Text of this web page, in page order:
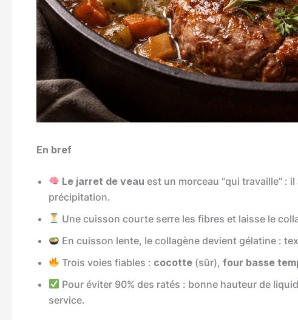
En bref
Le jarret de veau est un morceau “qui travaille” :
précipitation.
Une cuisson courte serre les fibres et laisse le
En cuisson lente, le collagène devient gélatine :
Trois voies fiables : cocotte (sûr),four basse
Pour éviter 90% des ratés : bonne hauteur de
service.